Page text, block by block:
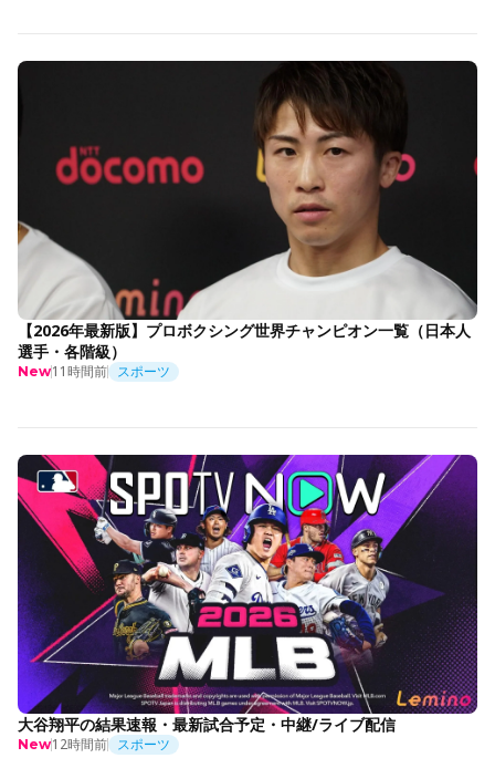
【2026年最新版】プロボクシング世界チャンピオン一覧（日本人
選手・各階級）
New11時間前 スポーツ
大谷翔平の結果速報・最新試合予定・中継/ライブ配信
New12時間前 スポーツ